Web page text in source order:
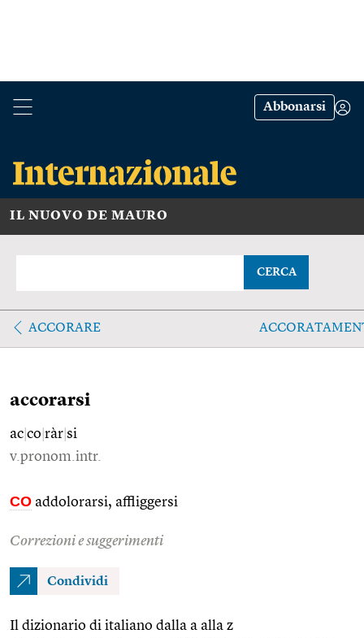
Abbonarsi
IL NUOVO DE MAURO
CERCA
ACCORARE
accorarsi
ac co ràr si
v.pronom.intr.
CO addolorarsi, affliggersi
Correzioni e suggerimenti
Condividi
Il dizionario di italiano dalla a alla z